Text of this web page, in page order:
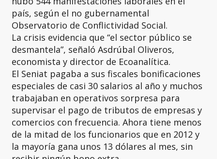
país, según el no gubernamental
Observatorio de Conflictividad Social.
La crisis evidencia que “el sector público se
desmantela”, señaló Asdrúbal Oliveros,
economista y director de Ecoanalítica.
El Seniat pagaba a sus fiscales bonificaciones
especiales de casi 30 salarios al año y muchos
trabajaban en operativos sorpresa para
supervisar el pago de tributos de empresas y
comercios con frecuencia. Ahora tiene menos
de la mitad de los funcionarios que en 2012 y
la mayoría gana unos 13 dólares al mes, sin